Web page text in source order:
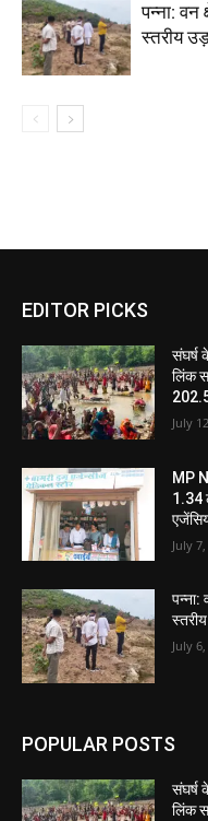
पन्ना:
स्तरीय
EDITOR PICKS
संघर्ष
लिंक
July
MP
1.34
July
July
POPULAR POSTS
संघर्ष
लिंक